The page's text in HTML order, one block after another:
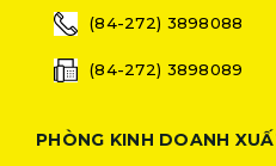
(84-272) 3898088
(84-272) 3898089
PHÒNG KINH DOANH